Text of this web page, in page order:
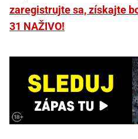
zaregistrujte sa, získajte
31 NAŽIVO!